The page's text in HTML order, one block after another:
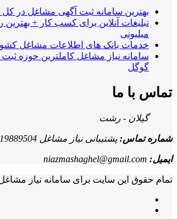
بهترین سامانه ثبت آگهی مشاغل در
تبلیغات آنلاین برای کسب کار + بهترین
میلیونی
خدمات بانک های اطلاعات مشاغل
سامانه نیاز مشاغل کاملترین حوزه
گوگل
تماس با ما
گیلان - رشت
شماره تماس:پشتیبانی نیاز مشاغل 09119889504
ایمیل: niazmashaghel@gmail.com
تمام حقوق این سایت برای سامانه نیاز